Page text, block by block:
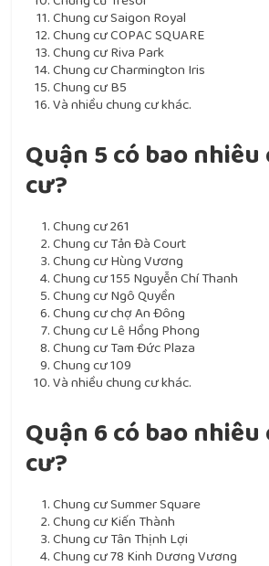
Chung cư Saigon Royal
Chung cư COPAC SQUARE
Chung cư Riva Park
Chung cư Charmington Iris
Chung cư B5
Và nhiều chung cư khác.
Quận 5 có bao
cư?
Chung cư 261
Chung cư Tản Đà Court
Chung cư Hùng Vương
Chung cư 155 Nguyễn Chí Thanh
Chung cư Ngô Quyền
Chung cư chợ An Đông
Chung cư Lê Hồng Phong
Chung cư Tam Đức Plaza
Chung cư 109
Và nhiều chung cư khác.
Quận 6 có bao
cư?
Chung cư Summer Square
Chung cư Kiến Thành
Chung cư Tân Thịnh Lợi
Chung cư 78 Kinh Dương Vương